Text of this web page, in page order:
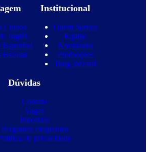
Cursos
Inglês
Espanhol
Escolas
Institucional
Quem Somos
Equipe
Novidades
Promoções
Blog Wizard
Dúvidas
Contato
Vagas
Parcerias
Perguntas frequentes
de privacidade